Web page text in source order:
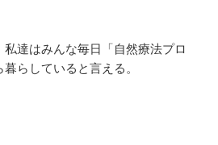
達はみんな毎日「自然療法プロ
らしていると言える。